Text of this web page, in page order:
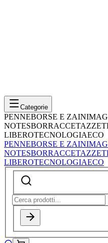
Categorie
PENNEBORSE E ZAINI
NOTESBORRACCETAZZE
LIBEROTECNOLOGIAECO
PENNEBORSE E ZAINI
NOTESBORRACCETAZZE
LIBEROTECNOLOGIAECO